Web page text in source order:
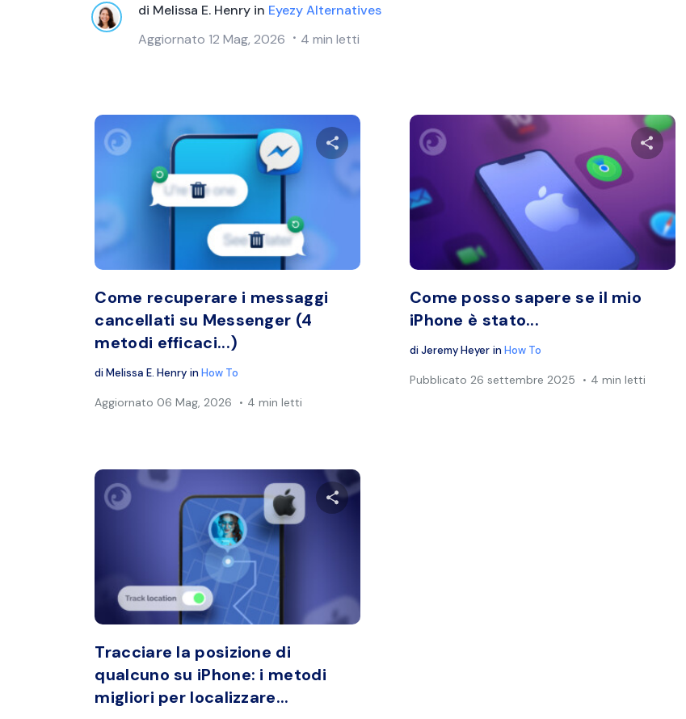
di Melissa E. Henry in Eyezy Alternatives
Aggiornato 12 Mag, 2026 4 min letti
Condividi questo articolo
Copia link
Come recuperare i messaggi
cancellati su Messenger (4
metodi efficaci...)
diMelissa E. Henry inHow To
Aggiornato 06 Mag, 2026 4 min letti
Come posso sapere se il mio
iPhone è stato...
di Jeremy Heyer in How To
Pubblicato 26 settembre 2025 4 min letti
Twitter
Tracciare la posizione di
qualcuno su iPhone: i metodi
migliori per localizzare...